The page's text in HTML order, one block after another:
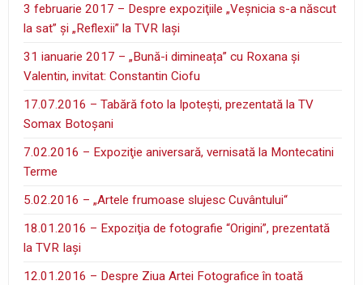
3 februarie 2017 – Despre expoziţiile „Veşnicia s-a născut
la sat” şi „Reflexii” la TVR Iaşi
31 ianuarie 2017 – „Bună-i dimineața” cu Roxana și
Valentin, invitat: Constantin Ciofu
17.07.2016 – Tabără foto la Ipoteşti, prezentată la TV
Somax Botoşani
7.02.2016 – Expoziţie aniversară, vernisată la Montecatini
Terme
5.02.2016 – „Artele frumoase slujesc Cuvântului“
18.01.2016 – Expoziţia de fotografie “Origini”, prezentată
la TVR Iaşi
12.01.2016 – Despre Ziua Artei Fotografice în toată